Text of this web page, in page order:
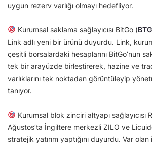
uygun rezerv varlığı olmayı hedefliyor.
Kurumsal saklama sağlayıcısı BitGo (
Link adlı yeni bir ürünü duyurdu. Link,
çeşitli borsalardaki hesaplarını BitGo’nun
tek bir arayüzde birleştirerek, hazine ve
varlıklarını tek noktadan görüntüleyip
tanıyor.
Kurumsal blok zinciri altyapı sağlayıcısı
Ağustos’ta İngiltere merkezli ZILO ve
stratejik yatırım yaptığını duyurdu. Var